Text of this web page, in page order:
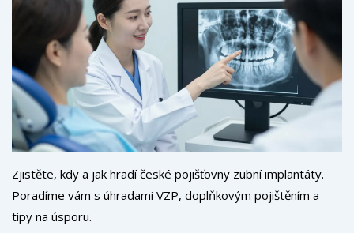
Zjistěte, kdy a jak hradí české pojišťovny zubní implantáty.
Poradíme vám s úhradami VZP, doplňkovým pojištěním a
tipy na úsporu.